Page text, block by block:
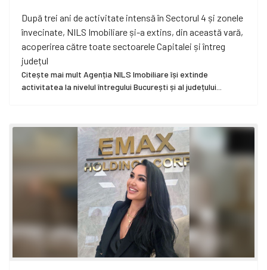
După trei ani de activitate intensă în Sectorul 4 și zonele
învecinate, NILS Imobiliare și-a extins, din această vară,
acoperirea către toate sectoarele Capitalei și întreg
județul
Citește mai mult Agenția NILS Imobiliare își extinde
activitatea la nivelul întregului București și al județului...